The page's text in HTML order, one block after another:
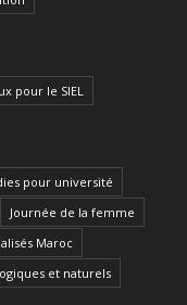
pour le SIEL
pour université
Journée de la femme
Maroc
et naturels